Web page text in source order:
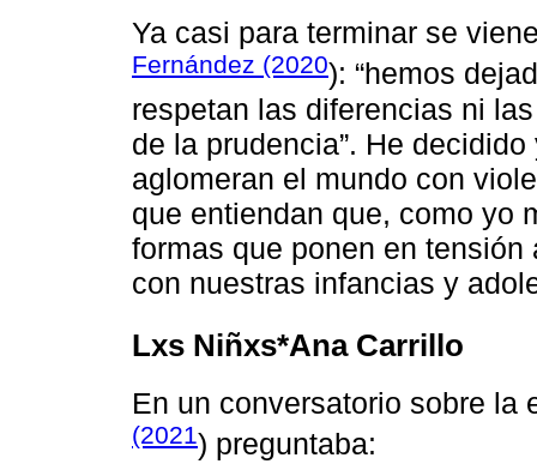
Ya casi para terminar se
Fernández (2020): “hemos
respetan las diferencias ni
de la prudencia”. He
aglomeran el mundo con
que entiendan que, como yo
formas que ponen en
con nuestras infancias y
Lxs Niñxs*Ana Carrillo
En un conversatorio sobre
(2021) preguntaba: